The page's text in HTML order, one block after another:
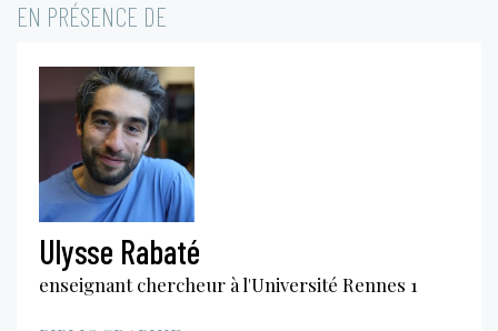
EN PRÉSENCE DE
Ulysse Rabaté
enseignant chercheur à l'Université Rennes 1